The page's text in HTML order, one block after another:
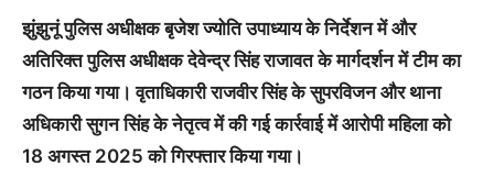
झुंझुनूं पुलिस अधीक्षक बृजेश ज्योति उपाध्याय के निर्देशन में और
अतिरिक्त पुलिस अधीक्षक देवेन्द्र सिंह राजावत के मार्गदर्शन में टीम का
गठन किया गया। वृताधिकारी राजवीर सिंह के सुपरविजन और थाना
अधिकारी सुगन सिंह के नेतृत्व में की गई कार्रवाई में आरोपी महिला को
18 अगस्त 2025 को गिरफ्तार किया गया।